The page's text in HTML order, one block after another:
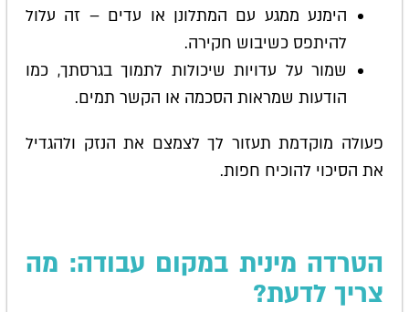
הימנע ממגע עם המתלונן או עדים – זה עלול
להיתפס כשיבוש חקירה.
שמור על עדויות שיכולות לתמוך בגרסתך, כמו
הודעות שמראות הסכמה או הקשר תמים.
פעולה מוקדמת תעזור לך לצמצם את הנזק ולהגדיל
את הסיכוי להוכיח חפות.
הטרדה מינית במקום עבודה: מה
צריך לדעת?